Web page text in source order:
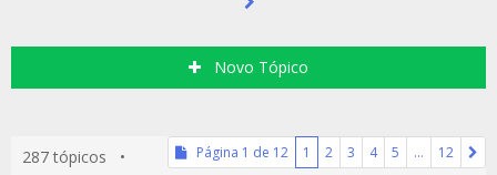
Novo Tópico
287 tópicos • Página 1 de 12 1 2 3 4 5 … 12